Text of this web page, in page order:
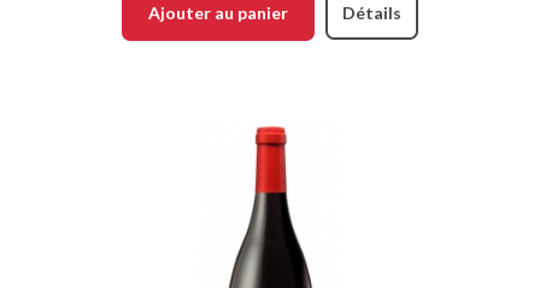
Ajouter au panier Détails